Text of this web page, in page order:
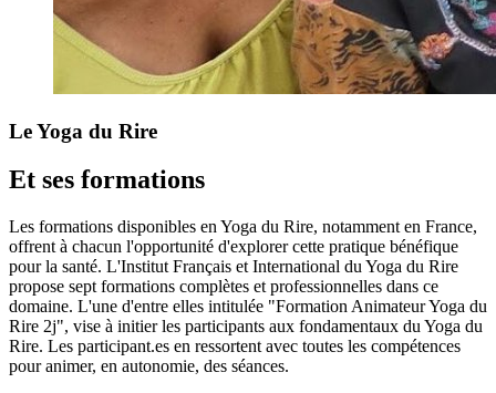
Le Yoga du Rire
Et ses formations
Les formations disponibles en Yoga du Rire, notamment en France,
offrent à chacun l'opportunité d'explorer cette pratique bénéfique
pour la santé. L'Institut Français et International du Yoga du Rire
propose sept formations complètes et professionnelles dans ce
domaine. L'une d'entre elles intitulée "Formation Animateur Yoga du
Rire 2j", vise à initier les participants aux fondamentaux du Yoga du
Rire. Les participant.es en ressortent avec toutes les compétences
pour animer, en autonomie, des séances.